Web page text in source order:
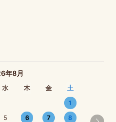
年8月
水 木 金
土
1
5 6 7 8